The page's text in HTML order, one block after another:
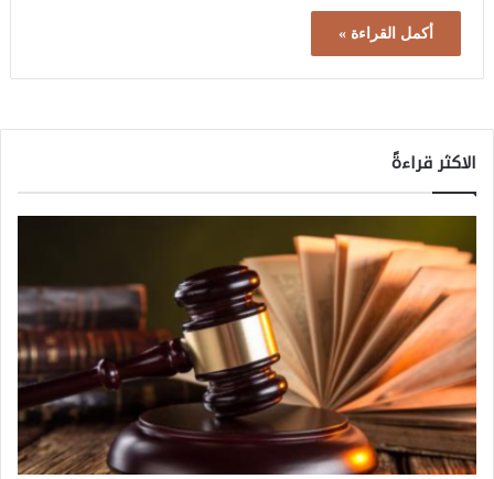
أكمل القراءة »
الاكثر قراءةً